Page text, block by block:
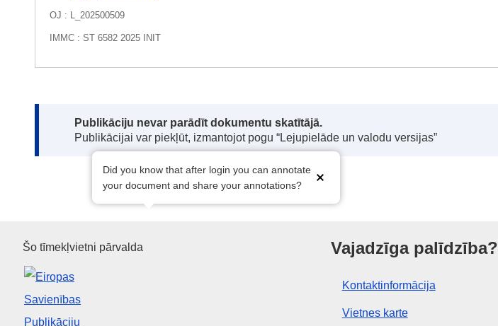
OJ : L_202500509
IMMC : ST 6582 2025 INIT
Note:
Publikāciju nevar parādīt dokumentu skatītājā.
Publikācijai var piekļūt, izmantojot pogu “Lejupielāde un valodu versijas”
Did you know that after login you can annotate
your document and share your annotations?
Eiropas Savienības Publikāciju birojs
Šo tīmekļvietni pārvalda Vajadzīga palīdzība?
Kontaktinformācija
Vietnes karte